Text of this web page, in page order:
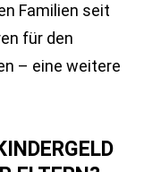
Familien seit
für den
– eine weitere